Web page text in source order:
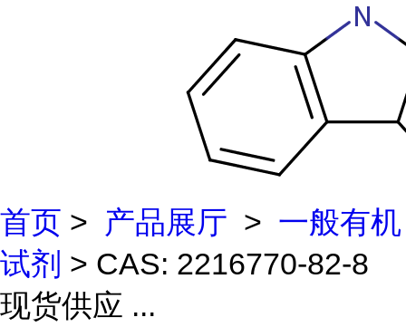
首页 > 产品展厅 > 一般有机
试剂 > CAS: 2216770-82-8
现货供应 ...